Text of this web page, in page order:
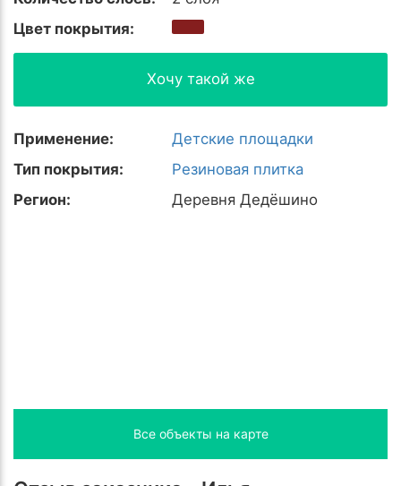
Цвет покрытия:
Хочу такой же
Применение:
Детские площадки
Тип покрытия:
Резиновая плитка
Регион:
Деревня Дедёшино
Все объекты на карте